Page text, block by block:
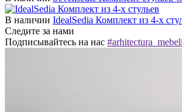
В наличии IdealSedia Комплект из 4-х
Следите за нами
Подписывайтесь на нас #arhitectura_mebeli